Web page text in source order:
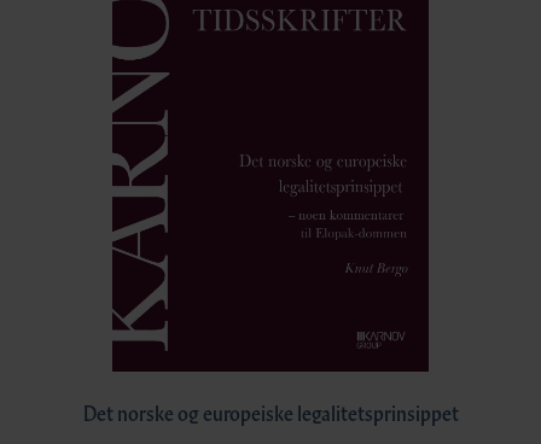
Det norske og europeiske legalitetsprinsippet